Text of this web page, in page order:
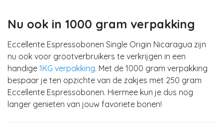
Nu ook in 1000 gram verpakking
Eccellente Espressobonen Single Origin Nicaragua zijn
nu ook voor grootverbruikers te verkrijgen in een
handige 1KG verpakking. Met de 1000 gram verpakking
bespaar je ten opzichte van de zakjes met 250 gram
Eccellente Espressobonen. Hiermee kun je dus nog
langer genieten van jouw favoriete bonen!